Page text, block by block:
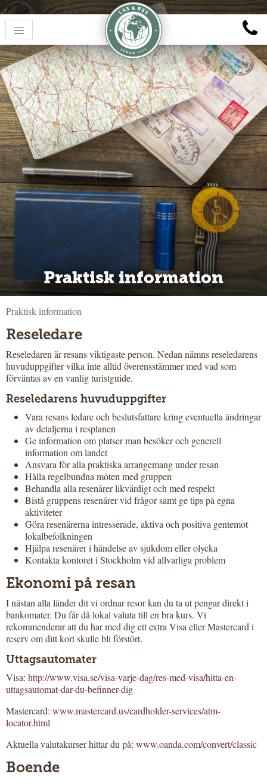
Praktisk information
Praktisk information
Reseledare
Reseledaren är resans viktigaste person. Nedan nämns reseledarens
huvuduppgifter vilka inte alltid överensstämmer med vad som
förväntas av en vanlig turistguide.
Reseledarens huvuduppgifter
Vara resans ledare och beslutsfattare kring eventuella ändringar
av detaljerna i resplanen
Ge information om platser man besöker och generell
information om landet
Ansvara för alla praktiska arrangemang under resan
Hålla regelbundna möten med gruppen
Behandla alla resenärer likvärdigt och med respekt
Bistå gruppens resenärer vid frågor samt ge tips på egna
aktiviteter
Göra resenärerna intresserade, aktiva och positiva gentemot
lokalbefolkningen
Hjälpa resenärer i händelse av sjukdom eller olycka
Kontakta kontoret i Stockholm vid allvarliga problem
Ekonomi på resan
I nästan alla länder dit vi ordnar resor kan du ta ut pengar direkt i
bankomater. Du får då lokal valuta till en bra kurs. Vi
rekommenderar att du har med dig ett extra Visa eller Mastercard i
reserv om ditt kort skulle bli förstört.
Uttagsautomater
Visa: http://www.visa.se/visa-varje-dag/res-med-visa/hitta-en-
uttagsautomat-dar-du-befinner-dig
Mastercard: www.mastercard.us/cardholder-services/atm-
locator.html
Aktuella valutakurser hittar du på: www.oanda.com/convert/classic
Boende